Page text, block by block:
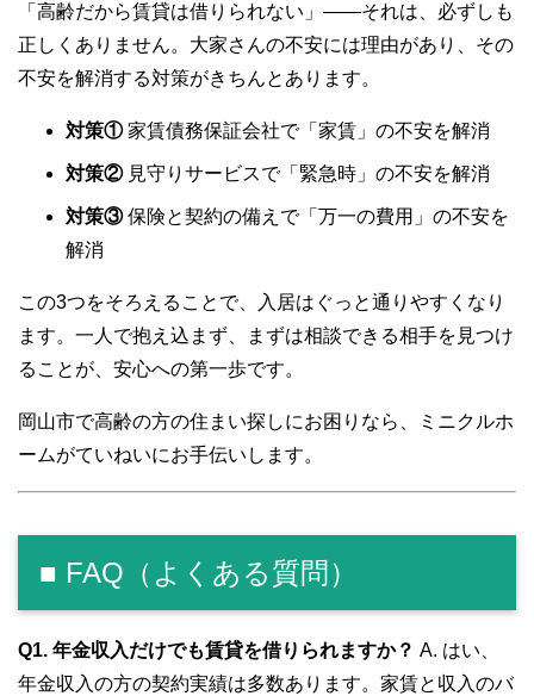
「高齢だから賃貸は借りられない」――それは、必ずしも
正しくありません。大家さんの不安には理由があり、その
不安を解消する対策がきちんとあります。
対策①家賃債務保証会社で「家賃」の不安を解消
対策②見守りサービスで「緊急時」の不安を解消
対策③保険と契約の備えで「万一の費用」の不安を
解消
この3つをそろえることで、入居はぐっと通りやすくなり
ます。一人で抱え込まず、まずは相談できる相手を見つけ
ることが、安心への第一歩です。
岡山市で高齢の方の住まい探しにお困りなら、ミニクルホ
ームがていねいにお手伝いします。
■ FAQ（よくある質問）
Q1. 年金収入だけでも賃貸を借りられますか？ A. はい、
年金収入の方の契約実績は多数あります。家賃と収入のバ